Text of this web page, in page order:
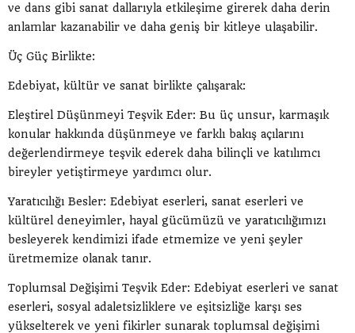
ve dans gibi sanat dallarıyla etkileşime girerek daha derin
anlamlar kazanabilir ve daha geniş bir kitleye ulaşabilir.
Üç Güç Birlikte:
Edebiyat, kültür ve sanat birlikte çalışarak:
Eleştirel Düşünmeyi Teşvik Eder: Bu üç unsur, karmaşık
konular hakkında düşünmeye ve farklı bakış açılarını
değerlendirmeye teşvik ederek daha bilinçli ve katılımcı
bireyler yetiştirmeye yardımcı olur.
Yaratıcılığı Besler: Edebiyat eserleri, sanat eserleri ve
kültürel deneyimler, hayal gücümüzü ve yaratıcılığımızı
besleyerek kendimizi ifade etmemize ve yeni şeyler
üretmemize olanak tanır.
Toplumsal Değişimi Teşvik Eder: Edebiyat eserleri ve sanat
eserleri, sosyal adaletsizliklere ve eşitsizliğe karşı ses
yükselterek ve yeni fikirler sunarak toplumsal değişimi